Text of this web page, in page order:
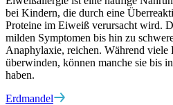
bei Kindern, die durch eine
Proteine im Eiweiß verursacht wird.
milden Symptomen bis hin zu
Anaphylaxie, reichen. Während viele
überwinden, können manche sie bis
haben.
Erdmandel